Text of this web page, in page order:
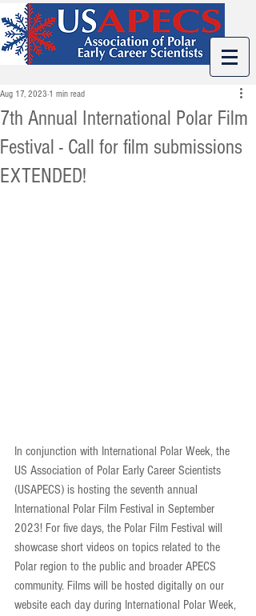
7th Annual International Polar Film
Festival - Call for film submissions
EXTENDED!
Aug 17, 2023 1 min read
In conjunction with International Polar Week, the
US Association of Polar Early Career Scientists
(USAPECS) is hosting the seventh annual
International Polar Film Festival in September
2023! For five days, the Polar Film Festival will
showcase short videos on topics related to the
Polar region to the public and broader APECS
community. Films will be hosted digitally on our
website each day during International Polar Week,